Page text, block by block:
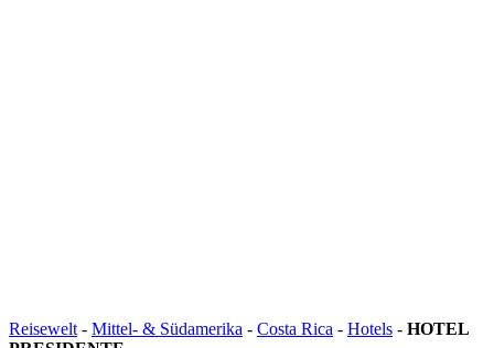
Reisewelt - Mittel- & Südamerika - Costa Rica - Hotels - HOTEL